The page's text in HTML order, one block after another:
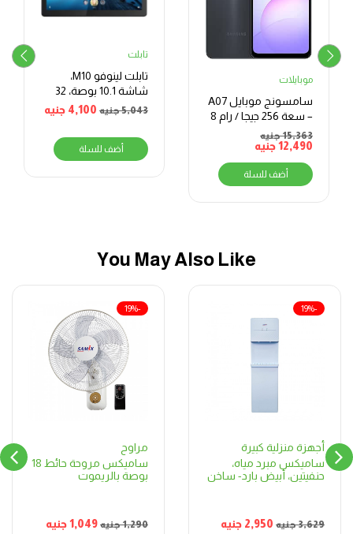
موبايلات
سامسونج موبايل A07
– سعة 256 جيجا / رام 8
جيجا – شاشة 6.7 بوصة
15,363جنيه
12,490جنيه
أضف للسلة
تابلت
تابلت لينوفو M10،
شاشة 10.1 بوصة، 32
جيجا، 2 جيجا رام، شبكة
5,043جنيه 4,100 جنيه
أضف للسلة
You May Also Like
أجهزة منزلية كبيرة
ساميكس مبرد مياه،
حنفيتين، أبيض بارد- ساخن
3,629جنيه 2,950 جنيه
-19%
مراوح
ساميكس مروحة حائط 18
بوصة بالريموت
1,290جنيه 1,049جنيه
-19%